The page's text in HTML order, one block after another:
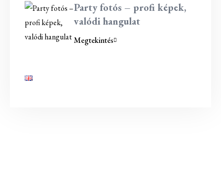
Party fotós – profi képek,
valódi hangulat
Megtekintés